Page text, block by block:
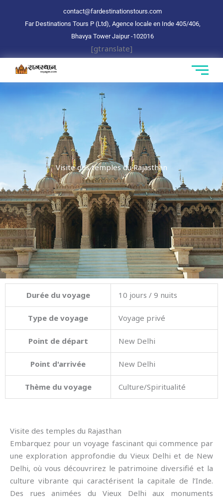
contact@fardestinationstours.com
Far Destinations Tours P (Ltd), Agence locale en Inde 405/406,
Bhavya Tower Jaipur-102016
[gtranslate]
Visite des temples du Rajasthan
Durée du voyage 10 jours / 9 nuits
Type de voyage Voyage privé
Point de départ New Delhi
Point d'arrivée New Delhi
Thème du voyage Culture/Spiritualité
Visite des temples du Rajasthan
Embarquez pour un voyage fascinant qui commence par
une exploration approfondie du Vieux Delhi et de New
Delhi, où vous découvrirez le patrimoine diversifié et la
culture vibrante qui caractérisent la capitale de l’Inde.
Des rues animées du Vieux Delhi aux monuments